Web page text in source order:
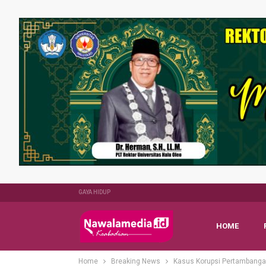
GAYA HIDUP
HOME
Home Breaking News Kasus Korupsi